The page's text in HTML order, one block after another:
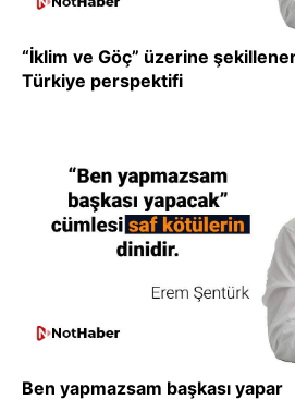
“İklim ve Göç” üzerine
Türkiye perspektifi
Ben yapmazsam başkası yapar